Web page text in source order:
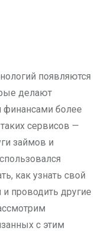
делают
финансами более
сервисов —
займов и
как узнать свой
проводить другие
с этим